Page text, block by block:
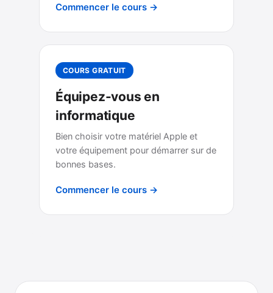
Commencer le cours →
COURS GRATUIT
Équipez-vous en
informatique
Bien choisir votre matériel Apple et
votre équipement pour démarrer sur de
bonnes bases.
Commencer le cours →